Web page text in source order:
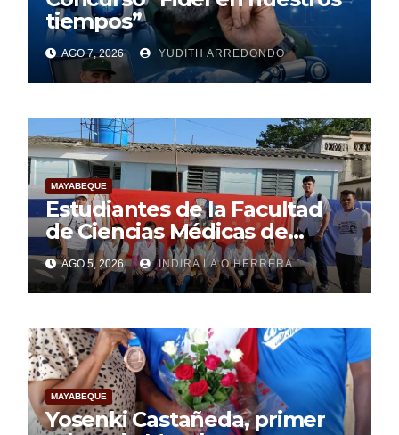
tiempos”
AGO 7, 2026 YUDITH ARREDONDO
MAYABEQUE
Estudiantes de la Facultad
de Ciencias Médicas de
Mayabeque realizan
pesquisa
AGO 5, 2026 INDIRA LA O HERRERA
MAYABEQUE
Yosenki Castañeda, primer